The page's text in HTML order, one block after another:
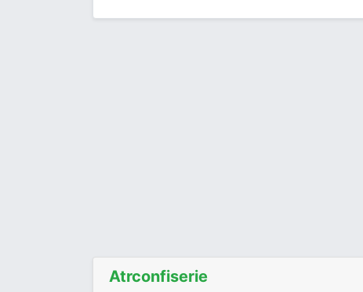
Atrconfiserie